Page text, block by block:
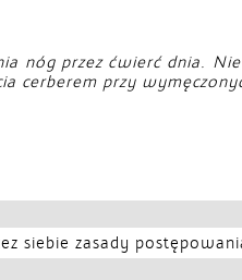
nóg przez ćwierć dnia.
cerberem przy
siebie zasady